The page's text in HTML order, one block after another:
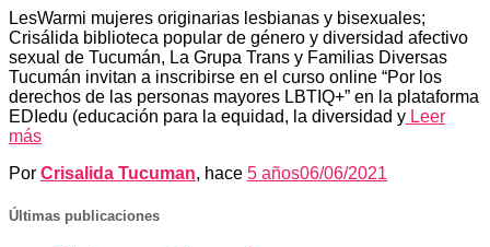
LesWarmi mujeres originarias lesbianas y bisexuales;
Crisálida biblioteca popular de género y diversidad afectivo
sexual de Tucumán, La Grupa Trans y Familias Diversas
Tucumán invitan a inscribirse en el curso online “Por los
derechos de las personas mayores LBTIQ+” en la plataforma
EDIedu (educación para la equidad, la diversidad y Leer
más
Por Crisalida Tucuman, hace 5 años06/06/2021
Últimas publicaciones